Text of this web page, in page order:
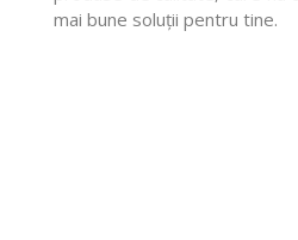
mai bune soluții pentru tine.